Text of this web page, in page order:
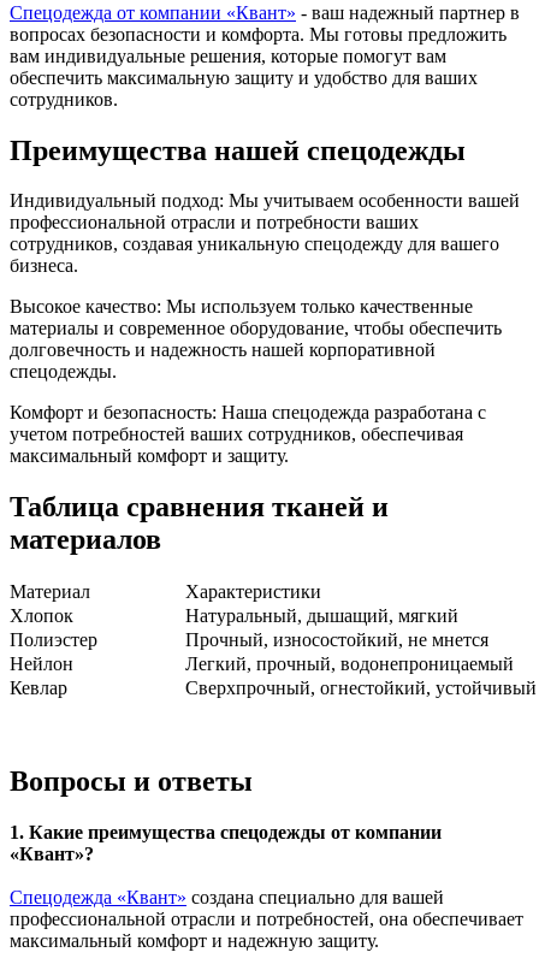
Спецодежда от компании «Квант» - ваш надежный партнер в
вопросах безопасности и комфорта. Мы готовы предложить
вам индивидуальные решения, которые помогут вам
обеспечить максимальную защиту и удобство для ваших
сотрудников.
Преимущества нашей спецодежды
Индивидуальный подход: Мы учитываем особенности вашей
профессиональной отрасли и потребности ваших
сотрудников, создавая уникальную спецодежду для вашего
бизнеса.
Высокое качество: Мы используем только качественные
материалы и современное оборудование, чтобы обеспечить
долговечность и надежность нашей корпоративной
спецодежды.
Комфорт и безопасность: Наша спецодежда разработана с
учетом потребностей ваших сотрудников, обеспечивая
максимальный комфорт и защиту.
Таблица сравнения тканей и
материалов
Материал
Характеристики
Хлопок
Натуральный, дышащий, мягкий
Полиэстер
Прочный, износостойкий, не мнется
Нейлон
Легкий, прочный, водонепроницаемый
Кевлар
Сверхпрочный, огнестойкий, устойчивый
Вопросы и ответы
1. Какие преимущества спецодежды от компании
«Квант»?
Спецодежда «Квант» создана специально для вашей
профессиональной отрасли и потребностей, она обеспечивает
максимальный комфорт и надежную защиту.